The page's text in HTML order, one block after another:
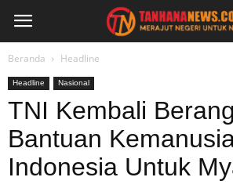
Beranda Headline
Headline Nasional
TNI Kembali
Bantuan
Indonesia Untuk